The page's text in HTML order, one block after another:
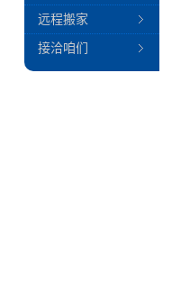
远程搬家
接洽咱们